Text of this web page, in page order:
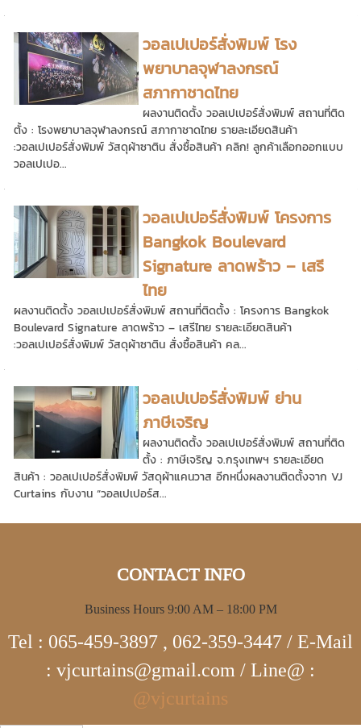
วอลเปเปอร์สั่งพิมพ์ โรง
พยาบาลจุฬาลงกรณ์
สภากาชาดไทย
ผลงานติดตั้ง วอลเปเปอร์สั่งพิมพ์ สถานที่ติด
ตั้ง : โรงพยาบาลจุฬาลงกรณ์ สภากาชาดไทย รายละเอียดสินค้า
:วอลเปเปอร์สั่งพิมพ์ วัสดุผ้าซาติน สั่งซื้อสินค้า คลิก! ลูกค้าเลือกออกแบบ
วอลเปเปอ...
วอลเปเปอร์สั่งพิมพ์ โครงการ
Bangkok Boulevard
Signature ลาดพร้าว – เสรี
ไทย
ผลงานติดตั้ง วอลเปเปอร์สั่งพิมพ์ สถานที่ติดตั้ง : โครงการ Bangkok
Boulevard Signature ลาดพร้าว – เสรีไทย รายละเอียดสินค้า
:วอลเปเปอร์สั่งพิมพ์ วัสดุผ้าซาติน สั่งซื้อสินค้า คล...
วอลเปเปอร์สั่งพิมพ์ ย่าน
ภาษีเจริญ
ผลงานติดตั้ง วอลเปเปอร์สั่งพิมพ์ สถานที่ติด
ตั้ง : ภาษีเจริญ จ.กรุงเทพฯ รายละเอียด
สินค้า : วอลเปเปอร์สั่งพิมพ์ วัสดุผ้าแคนวาส อีกหนึ่งผลงานติดตั้งจาก VJ
Curtains กับงาน “วอลเปเปอร์ส...
CONTACT INFO
Business Hours 9:00 AM – 18:00 PM
Tel : 065-459-3897 , 062-359-3447 / E-Mail
: vjcurtains@gmail.com / Line@ :
@vjcurtains